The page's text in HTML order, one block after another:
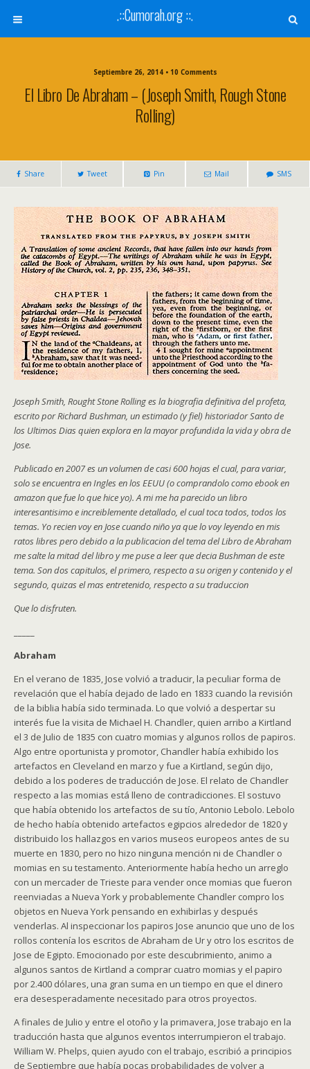
.::Cumorah.org ::.
Septiembre 26, 2014 • 10 Comments
El Libro De Abraham – (Joseph Smith, Rough Stone
Rolling)
Share Tweet Pin Mail SMS
Joseph Smith, Rought Stone Rolling es la biografia definitiva del profeta,
escrito por Richard Bushman, un estimado (y fiel) historiador Santo de
los Ultimos Dias quien explora en la mayor profundida la vida y obra de
Jose.
Publicado en 2007 es un volumen de casi 600 hojas el cual, para variar,
solo se encuentra en Ingles en los EEUU (o comprandolo como ebook en
amazon que fue lo que hice yo). A mi me ha parecido un libro
interesantisimo e increiblemente detallado, el cual toca todos, todos los
temas. Yo recien voy en Jose cuando niño ya que lo voy leyendo en mis
ratos libres pero debido a la publicacion del tema del Libro de Abraham
me salte la mitad del libro y me puse a leer que decia Bushman de este
tema. Son dos capitulos, el primero, respecto a su origen y contenido y el
segundo, quizas el mas entretenido, respecto a su traduccion
Que lo disfruten.
Abraham
En el verano de 1835, Jose volvió a traducir, la peculiar forma de
revelación que el había dejado de lado en 1833 cuando la revisión
de la biblia había sido terminada. Lo que volvió a despertar su
interés fue la visita de Michael H. Chandler, quien arribo a Kirtland
el 3 de Julio de 1835 con cuatro momias y algunos rollos de papiros.
Algo entre oportunista y promotor, Chandler había exhibido los
artefactos en Cleveland en marzo y fue a Kirtland, según dijo,
debido a los poderes de traducción de Jose. El relato de Chandler
respecto a las momias está lleno de contradicciones. El sostuvo
que había obtenido los artefactos de su tío, Antonio Lebolo. Lebolo
de hecho había obtenido artefactos egipcios alrededor de 1820 y
distribuido los hallazgos en varios museos europeos antes de su
muerte en 1830, pero no hizo ninguna mención ni de Chandler o
momias en su testamento. Anteriormente había hecho un arreglo
con un mercader de Trieste para vender once momias que fueron
reenviadas a Nueva York y probablemente Chandler compro los
objetos en Nueva York pensando en exhibirlas y después
venderlas. Al inspeccionar los papiros Jose anuncio que uno de los
rollos contenía los escritos de Abraham de Ur y otro los escritos de
Jose de Egipto. Emocionado por este descubrimiento, animo a
algunos santos de Kirtland a comprar cuatro momias y el papiro
por 2.400 dólares, una gran suma en un tiempo en que el dinero
era desesperadamente necesitado para otros proyectos.
A finales de Julio y entre el otoño y la primavera, Jose trabajo en la
traducción hasta que algunos eventos interrumpieron el trabajo.
William W. Phelps, quien ayudo con el trabajo, escribió a principios
de Septiembre que había pocas probabilidades de volver a